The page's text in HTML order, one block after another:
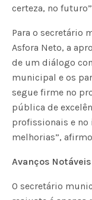
certeza, no
Para o secretário
Asfora Neto, a
de um diálogo
municipal e os
segue firme no
pública de
profissionais e
melhorias”,
Avanços Notáveis
O secretário